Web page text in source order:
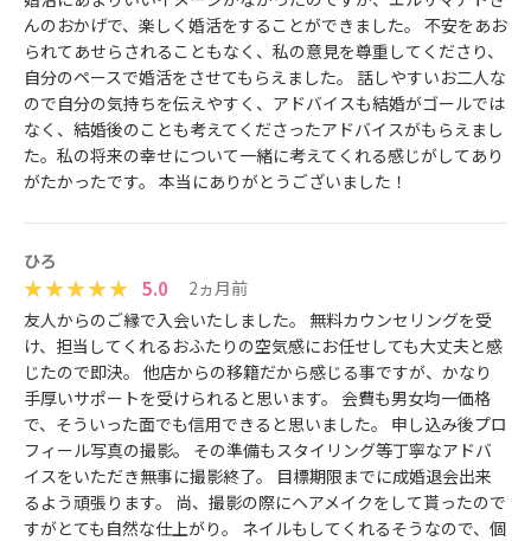
んのおかげで、楽しく婚活をすることができました。 不安をあお
られてあせらされることもなく、私の意見を尊重してくださり、
自分のペースで婚活をさせてもらえました。 話しやすいお二人な
ので自分の気持ちを伝えやすく、アドバイスも結婚がゴールでは
なく、結婚後のことも考えてくださったアドバイスがもらえまし
た。私の将来の幸せについて一緒に考えてくれる感じがしてあり
がたかったです。 本当にありがとうございました！
ひろ
5.0
2ヵ月前
友人からのご縁で入会いたしました。 無料カウンセリングを受
け、担当してくれるおふたりの空気感にお任せしても大丈夫と感
じたので即決。 他店からの移籍だから感じる事ですが、かなり
手厚いサポートを受けられると思います。 会費も男女均一価格
で、そういった面でも信用できると思いました。 申し込み後プロ
フィール写真の撮影。 その準備もスタイリング等丁寧なアドバ
イスをいただき無事に撮影終了。 目標期限までに成婚退会出来
るよう頑張ります。 尚、撮影の際にヘアメイクをして貰ったので
すがとても自然な仕上がり。 ネイルもしてくれるそうなので、個